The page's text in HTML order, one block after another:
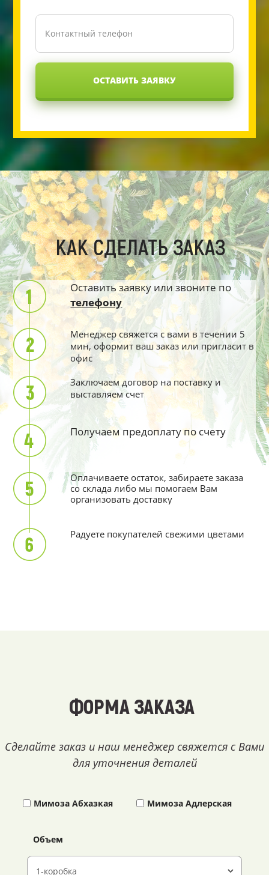
ОСТАВИТЬ ЗАЯВКУ
КАК СДЕЛАТЬ ЗАКАЗ
Оставить заявку или звоните по
телефону
Менеджер свяжется с вами в течении 5
мин, оформит ваш заказ или пригласит в
офис
Заключаем договор на поставку и
выставляем счет
Получаем предоплату по счету
Оплачиваете остаток, забираете заказа
со склада либо мы помогаем Вам
организовать доставку
Радуете покупателей свежими цветами
ФОРМА ЗАКАЗА
Сделайте заказ и наш менеджер свяжется с Вами
для уточнения деталей
Мимоза Абхазкая Мимоза Адлерская
Объем